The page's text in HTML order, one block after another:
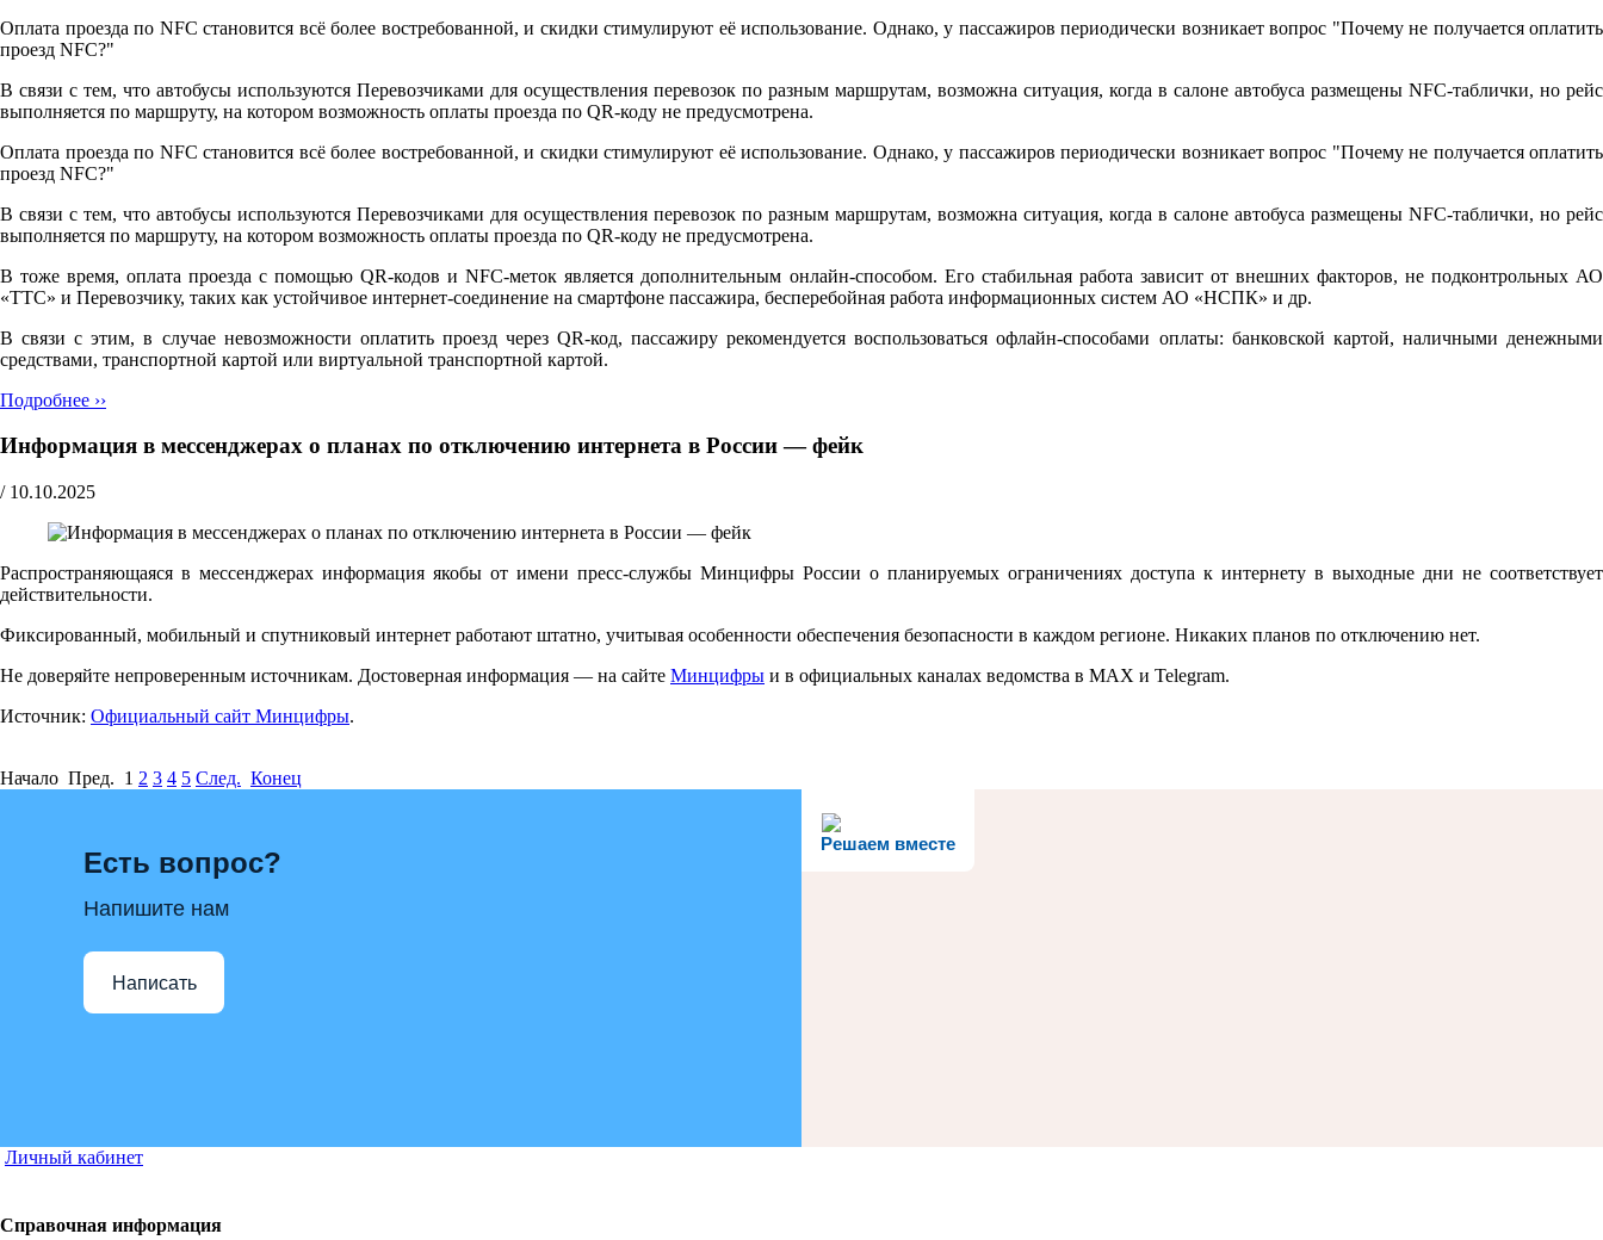
Оплата проезда по NFC становится всё более востребованной, и скидки стимулируют её использование. Однако, у пассажиров периодически возникает вопрос "Почему не получается оплатить
проезд NFC?"
В связи с тем, что автобусы используются Перевозчиками для осуществления перевозок по разным маршрутам, возможна ситуация, когда в салоне автобуса размещены NFC-таблички, но рейс
выполняется по маршруту, на котором возможность оплаты проезда по QR-коду не предусмотрена.
Оплата проезда по NFC становится всё более востребованной, и скидки стимулируют её использование. Однако, у пассажиров периодически возникает вопрос "Почему не получается оплатить
проезд NFC?"
В связи с тем, что автобусы используются Перевозчиками для осуществления перевозок по разным маршрутам, возможна ситуация, когда в салоне автобуса размещены NFC-таблички, но рейс
выполняется по маршруту, на котором возможность оплаты проезда по QR-коду не предусмотрена.
В тоже время, оплата проезда с помощью QR-кодов и NFC-меток является дополнительным онлайн-способом. Его стабильная работа зависит от внешних факторов, не подконтрольных АО
«ТТС» и Перевозчику, таких как устойчивое интернет-соединение на смартфоне пассажира, бесперебойная работа информационных систем АО «НСПК» и др.
В связи с этим, в случае невозможности оплатить проезд через QR-код, пассажиру рекомендуется воспользоваться офлайн-способами оплаты: банковской картой, наличными денежными
средствами, транспортной картой или виртуальной транспортной картой.
Подробнее ››
Информация в мессенджерах о планах по отключению интернета в России — фейк
/ 10.10.2025
Распространяющаяся в мессенджерах информация якобы от имени пресс-службы Минцифры России о планируемых ограничениях доступа к интернету в выходные дни не соответствует
действительности.
Фиксированный, мобильный и спутниковый интернет работают штатно, учитывая особенности обеспечения безопасности в каждом регионе. Никаких планов по отключению нет.
Не доверяйте непроверенным источникам. Достоверная информация — на сайте Минцифры и в официальных каналах ведомства в MAX и Telegram.
Источник: Официальный сайт Минцифры.
Начало Пред. 1 2 3 4 5 След. Конец
Решаем вместе
Есть вопрос?
Напишите нам
Написать
Личный кабинет
Справочная информация